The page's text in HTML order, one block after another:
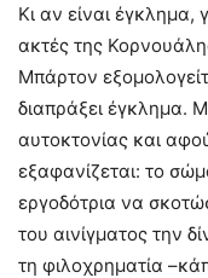
Κι αν είναι έγκλημα,
ακτές της
Μπάρτον
διαπράξει έγκλημα.
αυτοκτονίας και
εξαφανίζεται: το
εργοδότρια να
του αινίγματος την
τη φιλοχρηματία